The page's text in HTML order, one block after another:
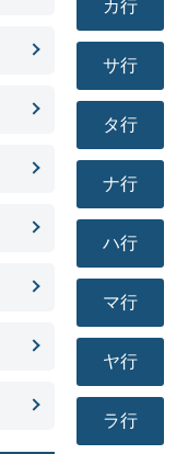
カ行
サ行
タ行
ナ行
ハ行
マ行
ヤ行
ラ行